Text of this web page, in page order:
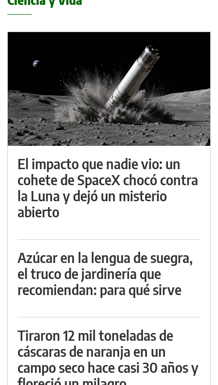
El impacto que nadie vio: un
cohete de SpaceX chocó contra
la Luna y dejó un misterio
abierto
Azúcar en la lengua de suegra,
el truco de jardinería que
recomiendan: para qué sirve
Tiraron 12 mil toneladas de
cáscaras de naranja en un
campo seco hace casi 30 años y